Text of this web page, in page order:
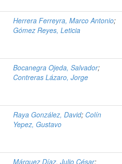
Herrera Ferreyra, Marco Antonio;
Gómez Reyes, Leticia
Bocanegra Ojeda, Salvador;
Contreras Lázaro, Jorge
Raya González, David; Colín
Yepez, Gustavo
Márquez Díaz, Julio César;